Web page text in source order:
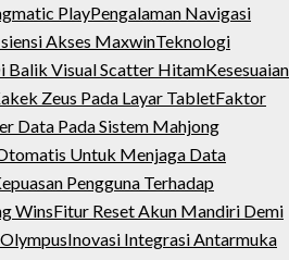
PlayPengalaman Navigasi
Akses MaxwinTeknologi
Balik Visual Scatter HitamKesesuaian
Zeus Pada Layar TabletFaktor
Data Pada Sistem Mahjong
Untuk Menjaga Data
Pengguna Terhadap
WinsFitur Reset Akun Mandiri Demi
Inovasi Integrasi Antarmuka